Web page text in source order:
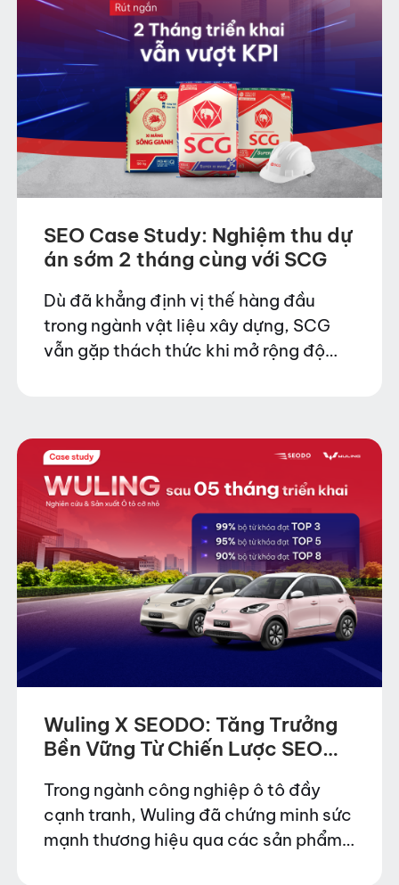
SEO Case Study: Nghiệm thu dự
án sớm 2 tháng cùng với SCG
Dù đã khẳng định vị thế hàng đầu
trong ngành vật liệu xây dựng, SCG
vẫn gặp thách thức khi mở rộng độ
Wuling X SEODO: Tăng Trưởng
Bền Vững Từ Chiến Lược SEO
Trong ngành công nghiệp ô tô đầy
cạnh tranh, Wuling đã chứng minh sức
mạnh thương hiệu qua các sản phẩm